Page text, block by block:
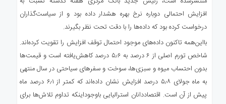
افزایش احتمالی دوباره نرخ بهره هشدار داده بود و از سیاست‌گذاران
درخواست کرده بود که داده‌ها را با دقت تحت نظر بگیرند.
بااین‌همه تاکنون داده‌های موجود احتمال توقف افزایش را تقویت کرده‌اند.
شاخص تورم اصلی از ۶ درصد به ۵٫۶ درصد کاهش‌یافته است و قیمت‌ها
بدون احتساب میوه و سبزی‌ها، سوخت و سفرهای سیاحتی در سال منتهی
به ماه جولای ۵٫۸ درصد افزایش نشان داده‌اند که کمتر از ۶٫۱ درصد ماه
پیش از آن است. اقتصاددانان استرالیایی باوجوداینکه تداوم تلاش‌ها برای